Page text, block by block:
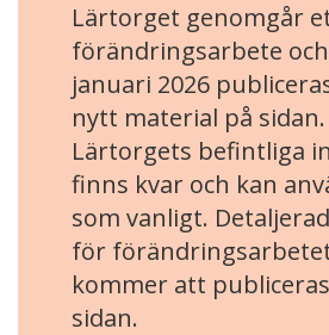
Lärtorget genomgår
förändringsarbete
januari 2026
nytt material på sidan.
Lärtorgets befintliga
finns kvar och kan
som vanligt.
för
kommer att
sidan.